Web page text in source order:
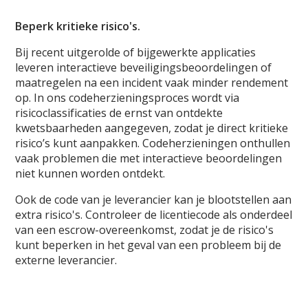
Beperk kritieke risico's.
Bij recent uitgerolde of bijgewerkte applicaties
leveren interactieve beveiligingsbeoordelingen of
maatregelen na een incident vaak minder rendement
op. In ons codeherzieningsproces wordt via
risicoclassificaties de ernst van ontdekte
kwetsbaarheden aangegeven, zodat je direct kritieke
risico’s kunt aanpakken. Codeherzieningen onthullen
vaak problemen die met interactieve beoordelingen
niet kunnen worden ontdekt.
Ook de code van je leverancier kan je blootstellen aan
extra risico's. Controleer de licentiecode als onderdeel
van een escrow-overeenkomst, zodat je de risico's
kunt beperken in het geval van een probleem bij de
externe leverancier.